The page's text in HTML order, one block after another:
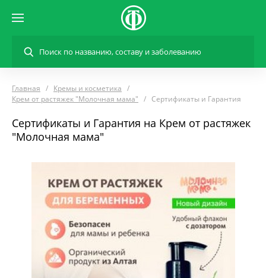
Главная
Кремы и косметика
Крем от растяжек "Молочная мама"
Сертификаты и Гарантия
Сертификаты и Гарантия на Крем от растяжек
"Молочная мама"